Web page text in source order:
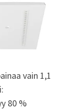
vain 1,1
80 %